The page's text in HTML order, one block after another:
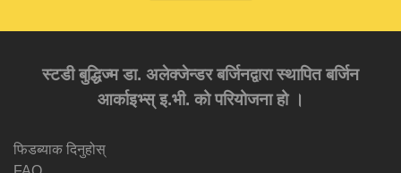
स्टडी बुद्धिज्म डा. अलेक्जेन्डर बर्जिनद्वारा स्थापित बर्जिन
आर्काइभ्स् इ.भी. को परियोजना हो ।
फिडब्याक दिनुहोस्